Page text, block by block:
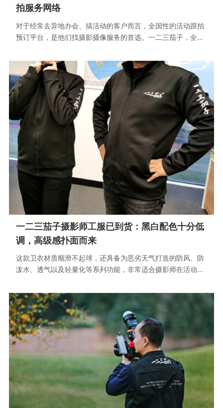
拍服务网络
对于经常去异地办会、搞活动的客户而言，全国性的活动跟拍
预订平台，是他们找摄影摄像服务的首选。一二三茄子，全国
一二三茄子摄影师工服已到货：黑白配色十分低
调，高级感扑面而来
这款卫衣材质顺滑不起球，还具备为恶劣天气打造的防风、防
泼水、透气以及轻量化等系列功能，非常适合摄影师在活动现